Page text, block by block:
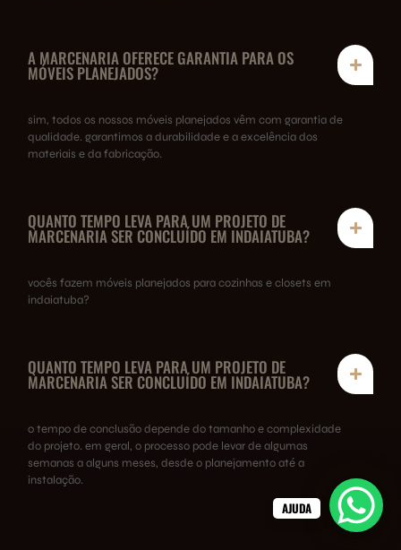
A MARCENARIA OFERECE GARANTIA PARA OS
MÓVEIS PLANEJADOS?
sim, todos os nossos móveis planejados vêm com garantia de
qualidade. garantimos a durabilidade e a excelência dos
materiais e da fabricação.
QUANTO TEMPO LEVA PARA UM PROJETO DE
MARCENARIA SER CONCLUÍDO EM INDAIATUBA?
vocês fazem móveis planejados para cozinhas e closets em
indaiatuba?
QUANTO TEMPO LEVA PARA UM PROJETO DE
MARCENARIA SER CONCLUÍDO EM INDAIATUBA?
o tempo de conclusão depende do tamanho e complexidade
do projeto. em geral, o processo pode levar de algumas
semanas a alguns meses, desde o planejamento até a
instalação.
AJUDA